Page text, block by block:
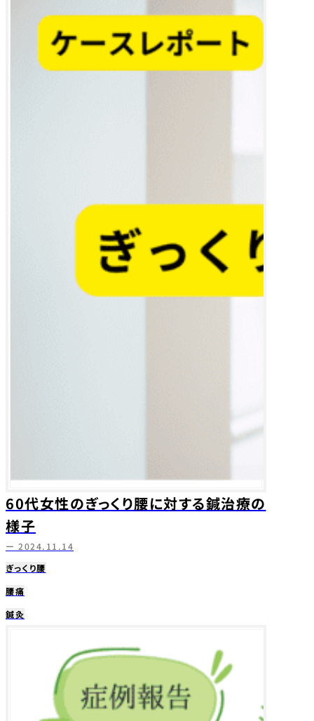
60代女性のぎっくり腰に対する鍼治療の
様子
ー 2024.11.14
ぎっくり腰
腰痛
鍼灸